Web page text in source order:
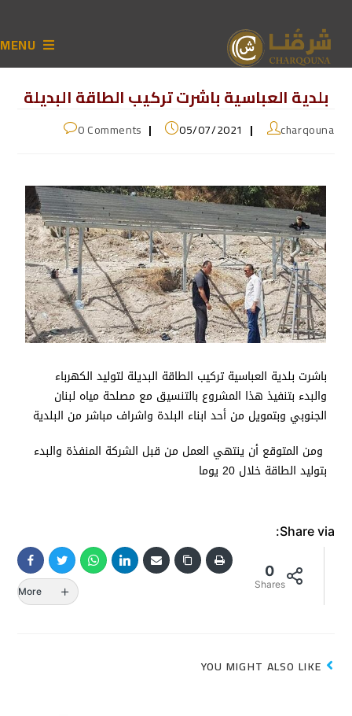
MENU
بلدية العباسية باشرت تركيب الطاقة البديلة
charqouna
05/07/2021
0 Comments
باشرت بلدية العباسية تركيب الطاقة البديلة لتوليد الكهرباء
والبدء بتنفيذ هذا المشروع بالتنسيق مع مصلحة مياه لبنان
الجنوبي وبتمويل من أحد ابناء البلدة واشراف مباشر من البلدية
ومن المتوقع أن ينتهي العمل من قبل الشركة المنفذة والبدء
بتوليد الطاقة خلال 20 يوما
Share via:
0
Shares
More
YOU MIGHT ALSO LIKE